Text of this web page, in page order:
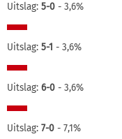
Uitslag: 5-0 - 3,6%
Uitslag: 5-1 - 3,6%
Uitslag: 6-0 - 3,6%
Uitslag: 7-0 - 7,1%